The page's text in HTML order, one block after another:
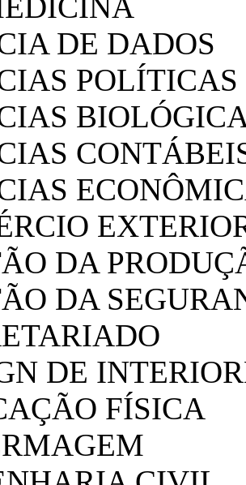
DE DADOS
POLÍTICAS
DA
DA
DE
FÍSICA